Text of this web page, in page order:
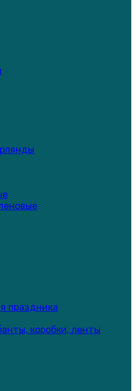
праздника
коробки, ленты